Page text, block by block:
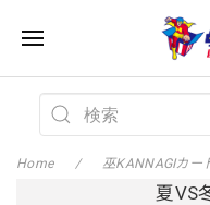
Home 巫KANNAGIカー
夏VS